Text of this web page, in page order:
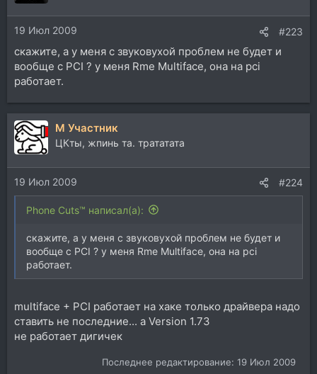
19 Июл 2009 #223
скажите, а у меня с звуковухой проблем не будет и
вообще с PCI ? у меня Rme Multiface, она на pci
работает.
М Участник
ЦКты, жпинь та. трататата
19 Июл 2009 #224
Phone Cuts™ написал(а):
скажите, а у меня с звуковухой проблем не будет и
вообще с PCI ? у меня Rme Multiface, она на pci
работает.
multiface + PCI работает на хаке только драйвера надо
ставить не последние... а Version 1.73
не работает дигичек
Последнее редактирование: 19 Июл 2009